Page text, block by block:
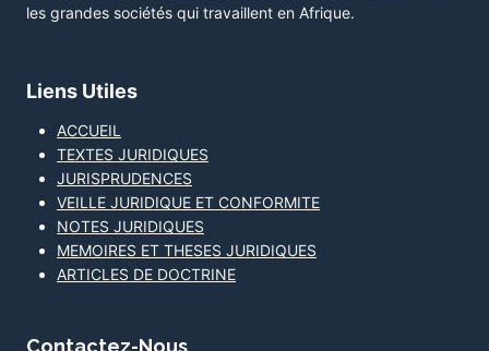
les grandes sociétés qui travaillent en Afrique.
Liens Utiles
ACCUEIL
TEXTES JURIDIQUES
JURISPRUDENCES
VEILLE JURIDIQUE ET CONFORMITE
NOTES JURIDIQUES
MEMOIRES ET THESES JURIDIQUES
ARTICLES DE DOCTRINE
Contactez-Nous